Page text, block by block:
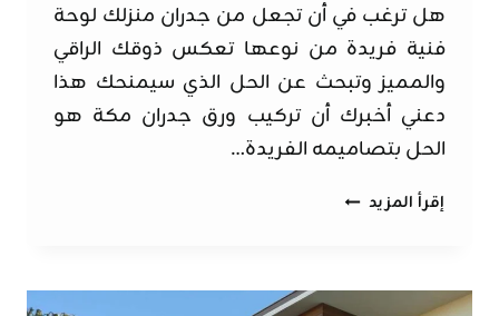
هل ترغب في أن تجعل من جدران منزلك لوحة
فنية فريدة من نوعها تعكس ذوقك الراقي
والمميز وتبحث عن الحل الذي سيمنحك هذا
دعني أخبرك أن تركيب ورق جدران مكة هو
الحل بتصاميمه الفريدة…
إقرأ المزيد تركيب